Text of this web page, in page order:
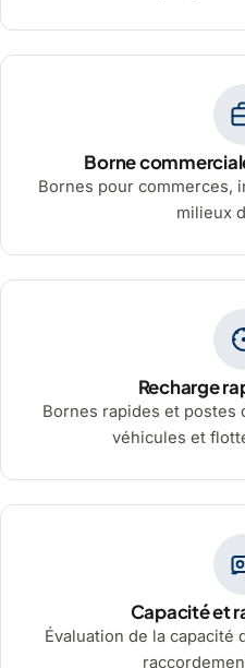
Borne
Bornes pour commerces,
milieux
Recharge
Bornes rapides et postes
véhicules et
Capacité et
Évaluation de la